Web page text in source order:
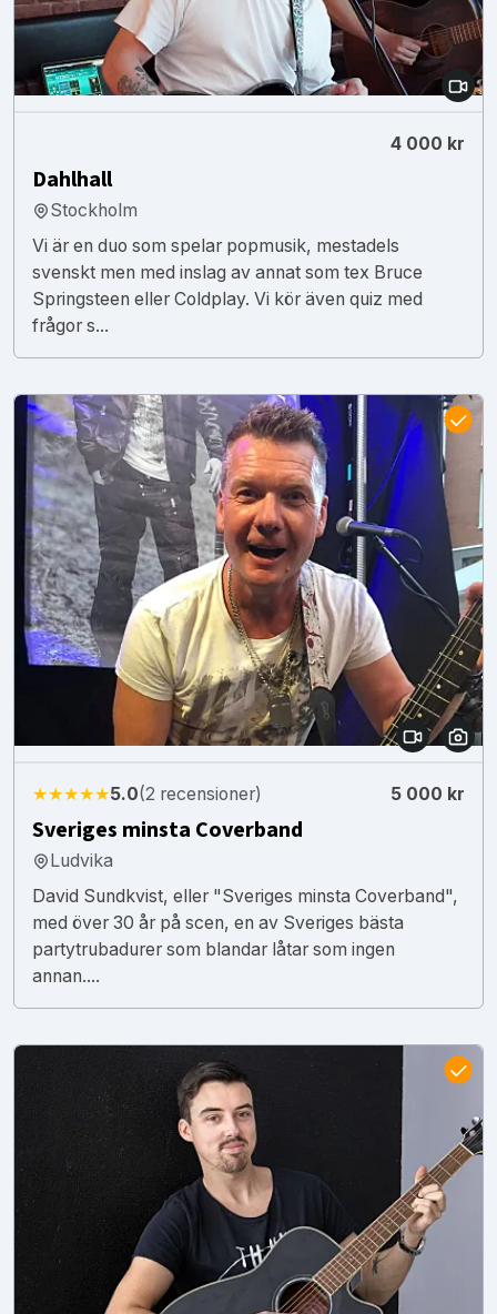
4 000 kr
Dahlhall
Stockholm
Vi är en duo som spelar popmusik, mestadels
svenskt men med inslag av annat som tex Bruce
Springsteen eller Coldplay. Vi kör även quiz med
frågor s...
★★★★★5.0(2 recensioner) 5 000 kr
Sveriges minsta Coverband
Ludvika
David Sundkvist, eller "Sveriges minsta Coverband",
med över 30 år på scen, en av Sveriges bästa
partytrubadurer som blandar låtar som ingen
annan....